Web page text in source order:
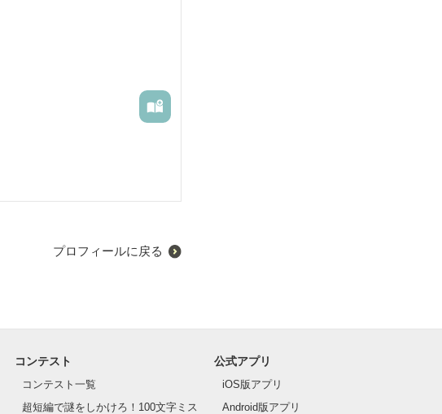
プロフィールに戻る
コンテスト
コンテスト一覧
超短編で謎をしかけろ！100文字ミス
公式アプリ
iOS版アプリ
Android版アプリ